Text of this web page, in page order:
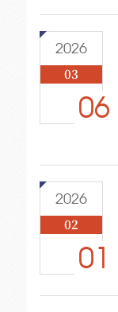
2026
03
06
2026
02
01